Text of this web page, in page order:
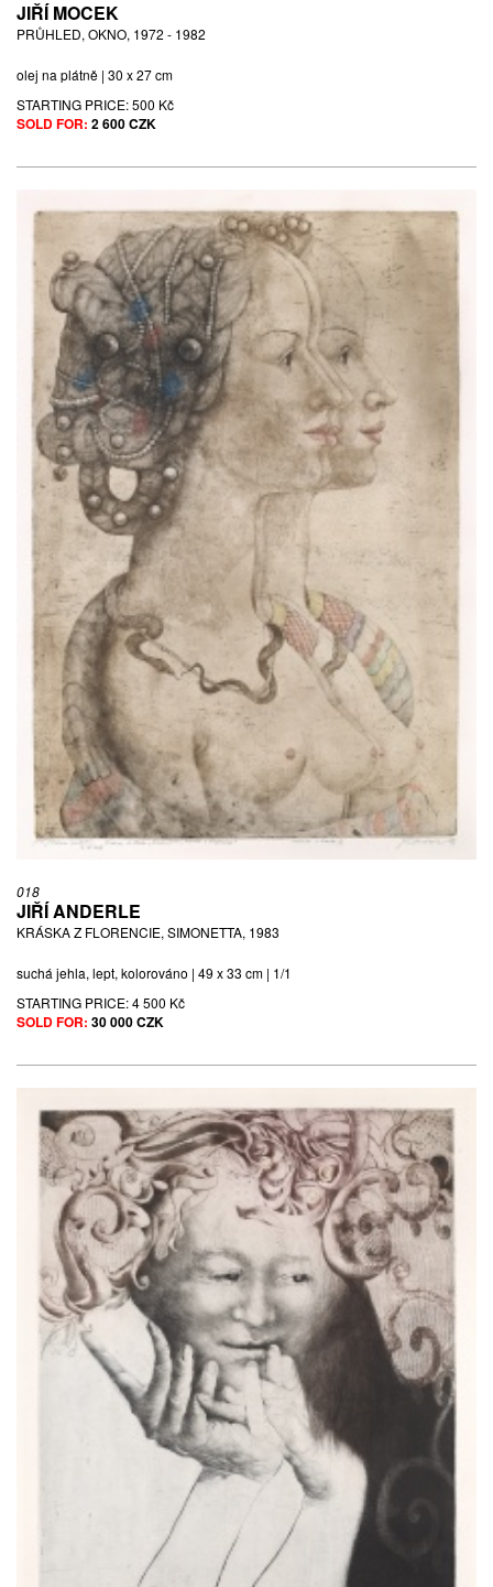
JIŘÍ MOCEK
PRŮHLED, OKNO, 1972 - 1982
olej na plátně | 30 x 27 cm
STARTING PRICE:500 Kč
SOLD FOR: 2 600 CZK
018
JIŘÍ ANDERLE
KRÁSKA Z FLORENCIE, SIMONETTA, 1983
suchá jehla, lept, kolorováno | 49 x 33 cm | 1/1
STARTING PRICE:4 500 Kč
SOLD FOR: 30 000 CZK